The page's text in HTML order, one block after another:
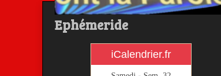
Ephémeride
iCalendrier.fr